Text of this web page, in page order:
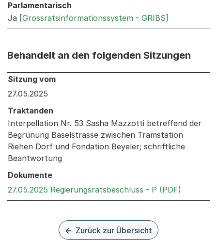
Parlamentarisch
Ja [Grossratsinformationssystem - GRIBS]
Behandelt an den folgenden Sitzungen
Behandelt an den folgenden Sitzungen: Informationen
Sitzung vom
27.05.2025
Traktanden
Interpellation Nr. 53 Sasha Mazzotti betreffend der
Begrünung Baselstrasse zwischen Tramstation
Riehen Dorf und Fondation Beyeler; schriftliche
Beantwortung
Dokumente
27.05.2025 Regierungsratsbeschluss - P (PDF)
Zurück zur Übersicht